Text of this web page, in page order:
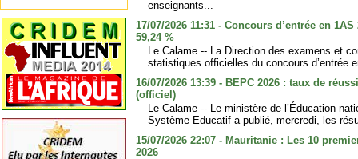
enseignants...
17/07/2026 11:31 - Concours d’entrée en
59,24 %
Le Calame -- La Direction des examens et
statistiques officielles du concours d’entrée
16/07/2026 13:39 - BEPC 2026 : taux de
(officiel)
Le Calame -- Le ministère de l’Éducation
Système Educatif a publié, mercredi, les
15/07/2026 22:07 - Mauritanie : Les 10
2026